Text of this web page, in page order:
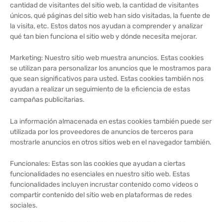
cantidad de visitantes del sitio web, la cantidad de visitantes
únicos, qué páginas del sitio web han sido visitadas, la fuente de
la visita, etc. Estos datos nos ayudan a comprender y analizar
qué tan bien funciona el sitio web y dónde necesita mejorar.
Marketing: Nuestro sitio web muestra anuncios. Estas cookies
se utilizan para personalizar los anuncios que le mostramos para
que sean significativos para usted. Estas cookies también nos
ayudan a realizar un seguimiento de la eficiencia de estas
campañas publicitarias.
La información almacenada en estas cookies también puede ser
utilizada por los proveedores de anuncios de terceros para
mostrarle anuncios en otros sitios web en el navegador también.
Funcionales: Estas son las cookies que ayudan a ciertas
funcionalidades no esenciales en nuestro sitio web. Estas
funcionalidades incluyen incrustar contenido como videos o
compartir contenido del sitio web en plataformas de redes
sociales.